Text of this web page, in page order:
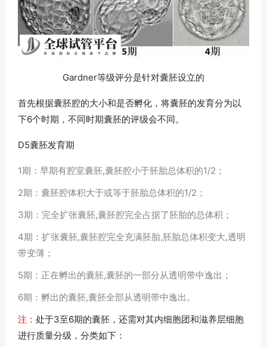
Gardner等级评分是针对囊胚设立的
首先根据囊胚腔的大小和是否孵化，将囊胚的发育分为以
下6个时期，不同时期囊胚的评级会不同。
D5囊胚发育期
1期： 早期有腔室囊胚,囊胚腔小于胚胎总体积的1/2；
2期： 囊胚腔体积大于或等于胚胎总体积的1/2；
3期： 完全扩张囊胚,囊胚腔完全占据了胚胎的总体积；
4期： 扩张囊胚,囊胚腔完全充满胚胎,胚胎总体积变大,透明
带变薄；
5期： 正在孵出的囊胚,囊胚的一部分从透明带中逸出；
6期： 孵出的囊胚,囊胚全部从透明带中逸出。
注： 处于3至6期的囊胚，还需对其内细胞团和滋养层细胞
进行质量分级，分类如下：